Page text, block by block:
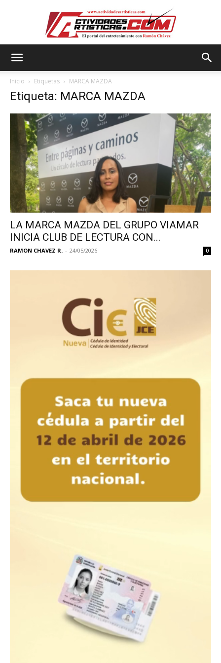
Inicio Etiquetas MARCA MAZDA
Etiqueta: MARCA MAZDA
LA MARCA MAZDA DEL GRUPO VIAMAR
INICIA CLUB DE LECTURA CON...
RAMON CHAVEZ R. - 24/05/2026 0